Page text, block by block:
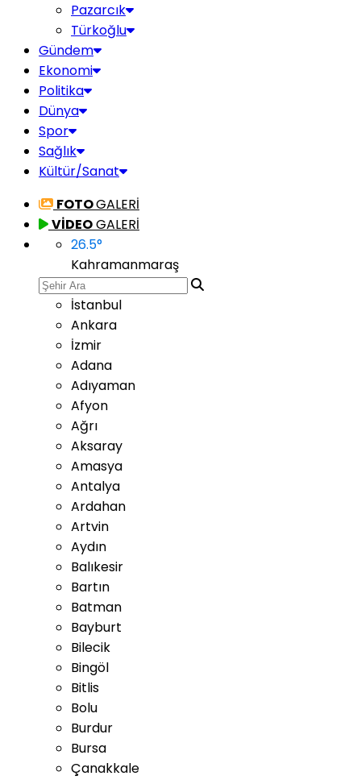
Pazarcık
Türkoğlu
Gündem
Ekonomi
Politika
Dünya
Spor
Sağlık
Kültür/Sanat
FOTOGALERİ
VİDEOGALERİ
26.5°
Kahramanmaraş
İstanbul
Ankara
İzmir
Adana
Adıyaman
Afyon
Ağrı
Aksaray
Amasya
Antalya
Ardahan
Artvin
Aydın
Balıkesir
Bartın
Batman
Bayburt
Bilecik
Bingöl
Bitlis
Bolu
Burdur
Bursa
Çanakkale